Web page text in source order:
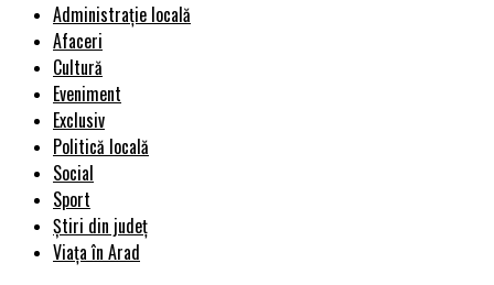
Administrație locală
Afaceri
Cultură
Eveniment
Exclusiv
Politică locală
Social
Sport
Știri din județ
Viața în Arad